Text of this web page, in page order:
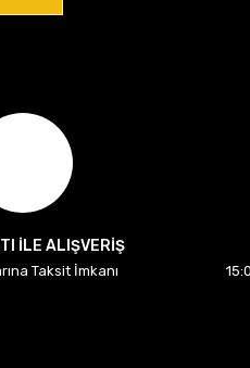
İLE ALIŞVERİŞ
Taksit İmkanı